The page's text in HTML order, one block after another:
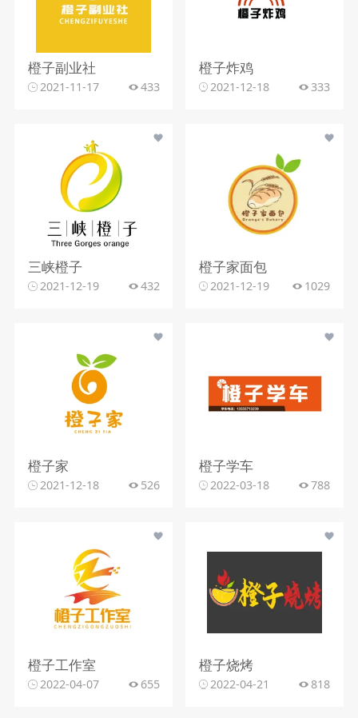
橙子副业社
2021-11-17 433
橙子炸鸡
2021-12-18 333
三峡橙子
2021-12-19 432
橙子家面包
2021-12-19 1029
橙子家
2021-12-18 526
橙子学车
2022-03-18 788
橙子工作室
2022-04-07 655
橙子烧烤
2022-04-21 818